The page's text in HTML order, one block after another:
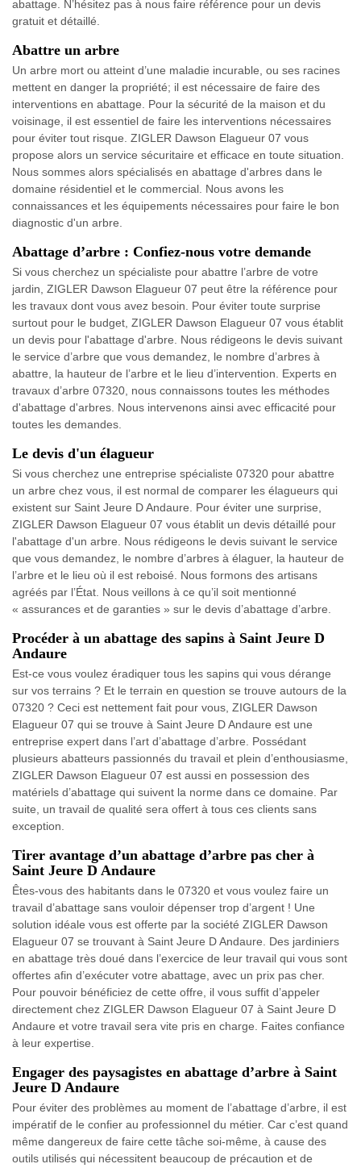
abattage. N’hésitez pas à nous faire référence pour un devis
gratuit et détaillé.
Abattre un arbre
Un arbre mort ou atteint d’une maladie incurable, ou ses racines
mettent en danger la propriété; il est nécessaire de faire des
interventions en abattage. Pour la sécurité de la maison et du
voisinage, il est essentiel de faire les interventions nécessaires
pour éviter tout risque. ZIGLER Dawson Elagueur 07 vous
propose alors un service sécuritaire et efficace en toute situation.
Nous sommes alors spécialisés en abattage d'arbres dans le
domaine résidentiel et le commercial. Nous avons les
connaissances et les équipements nécessaires pour faire le bon
diagnostic d'un arbre.
Abattage d’arbre : Confiez-nous votre demande
Si vous cherchez un spécialiste pour abattre l’arbre de votre
jardin, ZIGLER Dawson Elagueur 07 peut être la référence pour
les travaux dont vous avez besoin. Pour éviter toute surprise
surtout pour le budget, ZIGLER Dawson Elagueur 07 vous établit
un devis pour l'abattage d'arbre. Nous rédigeons le devis suivant
le service d’arbre que vous demandez, le nombre d’arbres à
abattre, la hauteur de l’arbre et le lieu d’intervention. Experts en
travaux d’arbre 07320, nous connaissons toutes les méthodes
d'abattage d'arbres. Nous intervenons ainsi avec efficacité pour
toutes les demandes.
Le devis d'un élagueur
Si vous cherchez une entreprise spécialiste 07320 pour abattre
un arbre chez vous, il est normal de comparer les élagueurs qui
existent sur Saint Jeure D Andaure. Pour éviter une surprise,
ZIGLER Dawson Elagueur 07 vous établit un devis détaillé pour
l'abattage d'un arbre. Nous rédigeons le devis suivant le service
que vous demandez, le nombre d’arbres à élaguer, la hauteur de
l’arbre et le lieu où il est reboisé. Nous formons des artisans
agréés par l’État. Nous veillons à ce qu’il soit mentionné
« assurances et de garanties » sur le devis d’abattage d’arbre.
Procéder à un abattage des sapins à Saint Jeure D
Andaure
Est-ce vous voulez éradiquer tous les sapins qui vous dérange
sur vos terrains ? Et le terrain en question se trouve autours de la
07320 ? Ceci est nettement fait pour vous, ZIGLER Dawson
Elagueur 07 qui se trouve à Saint Jeure D Andaure est une
entreprise expert dans l’art d’abattage d’arbre. Possédant
plusieurs abatteurs passionnés du travail et plein d’enthousiasme,
ZIGLER Dawson Elagueur 07 est aussi en possession des
matériels d’abattage qui suivent la norme dans ce domaine. Par
suite, un travail de qualité sera offert à tous ces clients sans
exception.
Tirer avantage d’un abattage d’arbre pas cher à
Saint Jeure D Andaure
Êtes-vous des habitants dans le 07320 et vous voulez faire un
travail d’abattage sans vouloir dépenser trop d’argent ! Une
solution idéale vous est offerte par la société ZIGLER Dawson
Elagueur 07 se trouvant à Saint Jeure D Andaure. Des jardiniers
en abattage très doué dans l’exercice de leur travail qui vous sont
offertes afin d’exécuter votre abattage, avec un prix pas cher.
Pour pouvoir bénéficiez de cette offre, il vous suffit d’appeler
directement chez ZIGLER Dawson Elagueur 07 à Saint Jeure D
Andaure et votre travail sera vite pris en charge. Faites confiance
à leur expertise.
Engager des paysagistes en abattage d’arbre à Saint
Jeure D Andaure
Pour éviter des problèmes au moment de l’abattage d’arbre, il est
impératif de le confier au professionnel du métier. Car c’est quand
même dangereux de faire cette tâche soi-même, à cause des
outils utilisés qui nécessitent beaucoup de précaution et de